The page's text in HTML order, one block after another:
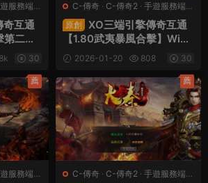
服務端·
奇互通
第二
安
+視頻
30
C-傳奇 · C-傳奇2 · 手遊服務端·
端遊服務端
原創
XO三端引擎傳奇互通
【1.80武夷暴風合擊】Win
一鍵服務端+PC安卓蘋果三
端+加密工具+視頻架設教程
2026-01-20 808 30
服務端·
薦
C-傳奇 · C-傳奇2 · 手遊服務端·
薦